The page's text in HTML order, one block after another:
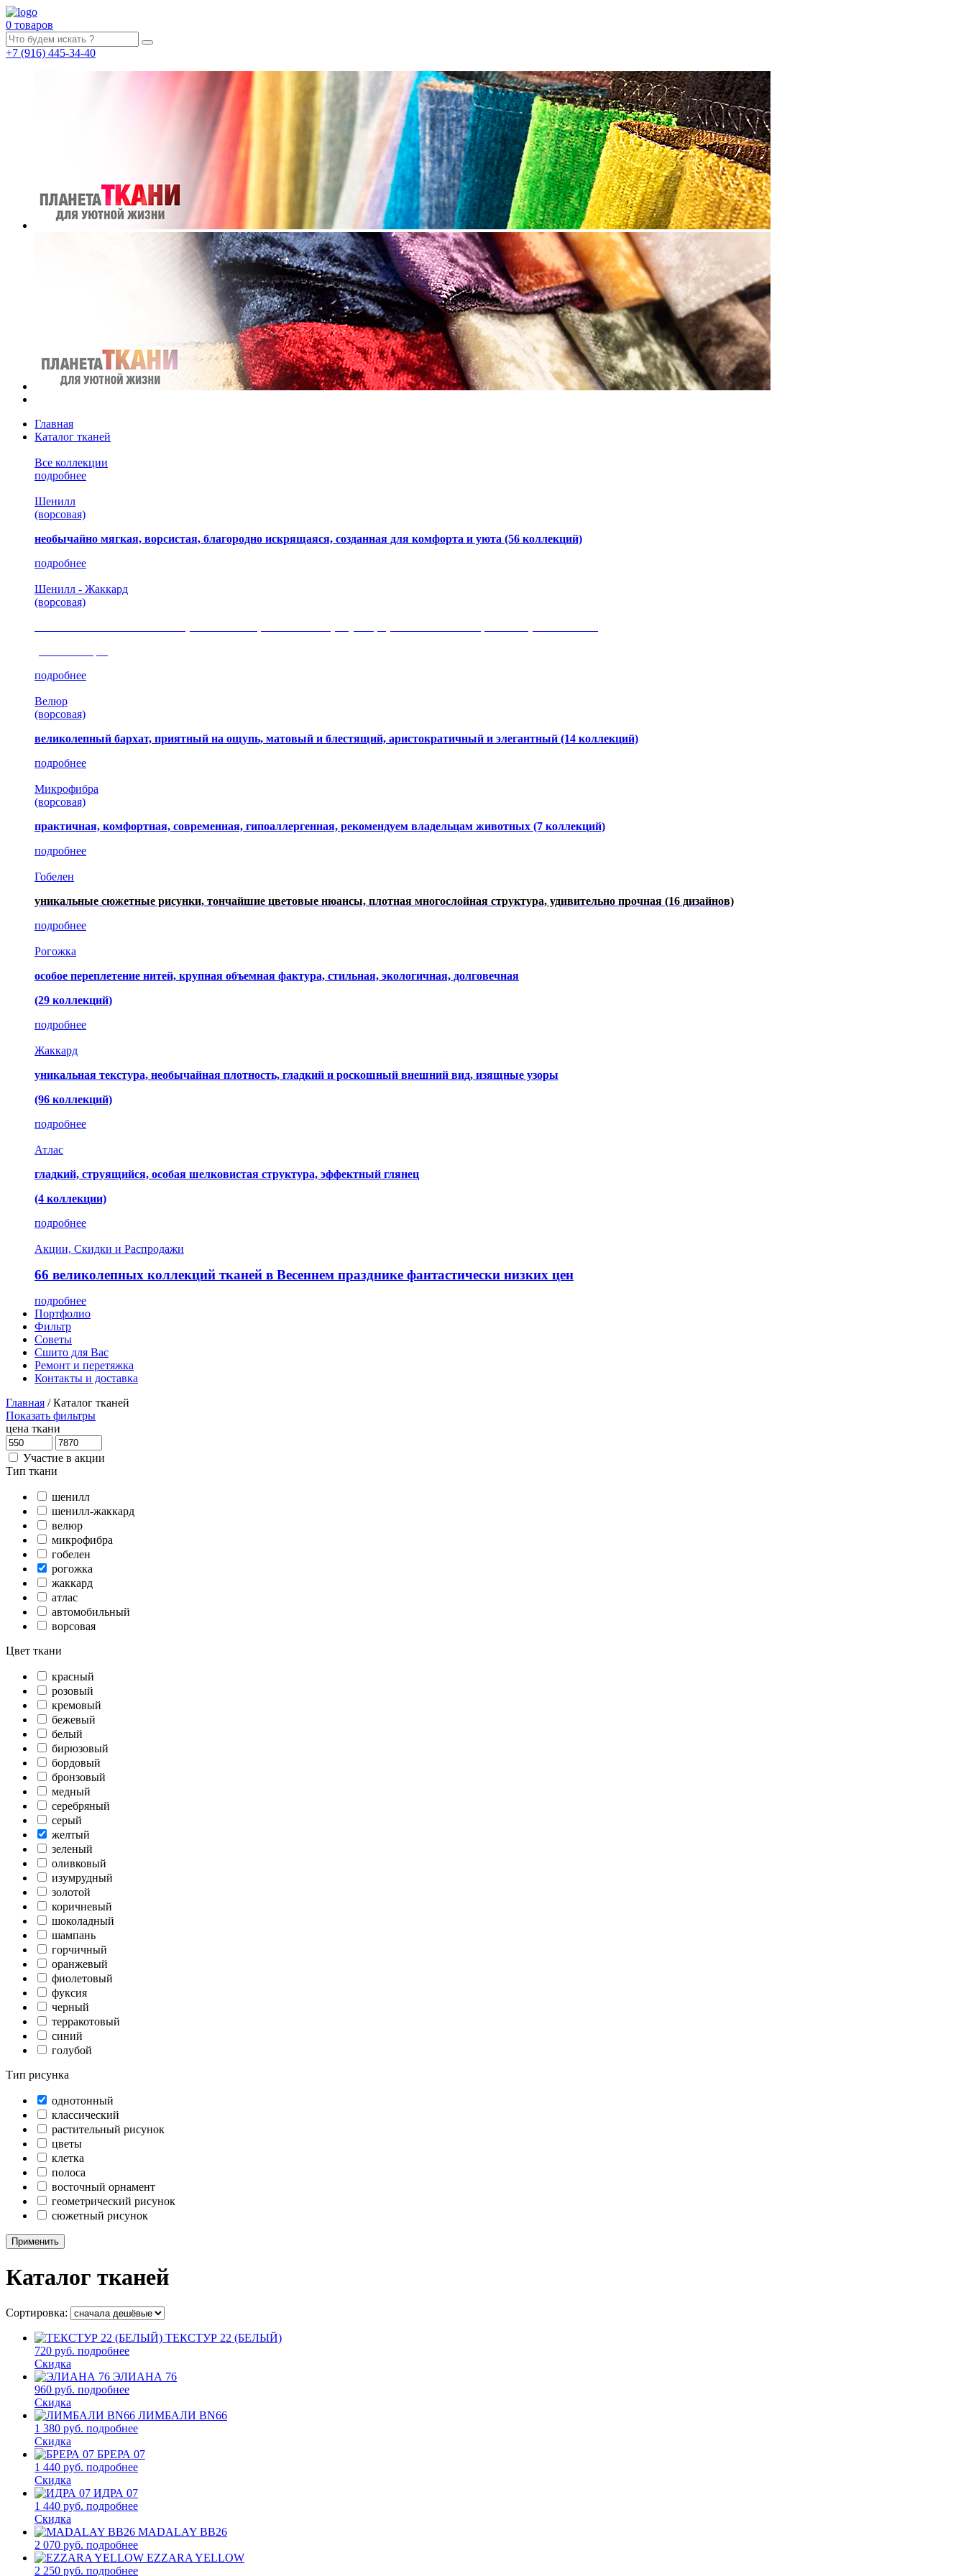
0 товаров
+7 (916) 445-34-40
Главная
Каталог тканей
Все коллекции
подробнее
Шенилл
(ворсовая)
необычайно мягкая, ворсистая, благородно искрящаяся, созданная для комфорта и уюта (56 коллекций)
подробнее
Шенилл - Жаккард
(ворсовая)
подробнее
Велюр
(ворсовая)
великолепный бархат, приятный на ощупь, матовый и блестящий, аристократичный и элегантный (14 коллекций)
подробнее
Микрофибра
(ворсовая)
практичная, комфортная, современная, гипоаллергенная, рекомендуем владельцам животных (7 коллекций)
подробнее
Гобелен
уникальные сюжетные рисунки, тончайшие цветовые нюансы, плотная многослойная структура, удивительно прочная (16 дизайнов)
подробнее
Рогожка
особое переплетение нитей, крупная объемная фактура, стильная, экологичная, долговечная
(29 коллекций)
подробнее
Жаккард
уникальная текстура, необычайная плотность, гладкий и роскошный внешний вид, изящные узоры
(96 коллекций)
подробнее
Атлас
гладкий, струящийся, особая шелковистая структура, эффектный глянец
(4 коллекции)
подробнее
Акции, Скидки и Распродажи
66 великолепных коллекций тканей в Весеннем празднике фантастически низких цен
подробнее
Портфолио
Фильтр
Советы
Сшито для Вас
Ремонт и перетяжка
Контакты и доставка
Главная / Каталог тканей
Показать фильтры
цена ткани
Участие в акции
Тип ткани
шенилл
шенилл-жаккард
велюр
микрофибра
гобелен
рогожка
жаккард
атлас
автомобильный
ворсовая
Цвет ткани
красный
розовый
кремовый
бежевый
белый
бирюзовый
бордовый
бронзовый
медный
серебряный
серый
желтый
зеленый
оливковый
изумрудный
золотой
коричневый
шоколадный
шампань
горчичный
оранжевый
фиолетовый
фуксия
черный
терракотовый
синий
голубой
Тип рисунка
однотонный
классический
растительный рисунок
цветы
клетка
полоса
восточный орнамент
геометрический рисунок
сюжетный рисунок
Применить
Каталог тканей
Сортировка:
ТЕКСТУР 22 (БЕЛЫЙ)
720 руб. подробнее
Скидка
ЭЛИАНА 76
960 руб. подробнее
Скидка
ЛИМБАЛИ BN66
1 380 руб. подробнее
Скидка
БРЕРА 07
1 440 руб. подробнее
Скидка
ИДРА 07
1 440 руб. подробнее
Скидка
MADALAY BB26
2 070 руб. подробнее
EZZARA YELLOW
2 250 руб. подробнее